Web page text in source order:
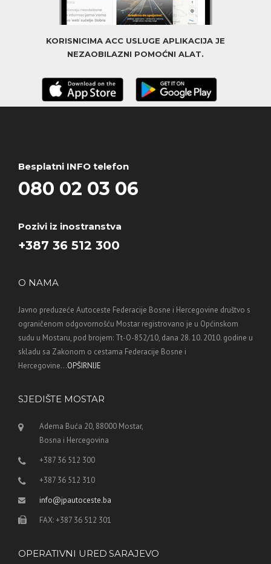
KORISNICIMA ACC USLUGE APLIKACIJA JE
NEZAOBILAZNI POMOĆNI ALAT.
Besplatni INFO telefon
080 02 03 06
Pozivi iz inostranstva
+387 36 512 300
O NAMA
Javno preduzeće Autoceste Federacije Bosne i Hercegovine društvo s
ograničenom odgovornošću Mostar registrovano je u Općinskom
sudu u Mostaru, pod brojem: Tt-O-852/10, dana 28. 10. 2010. godine u
skladu sa Zakonom o cestama Federacije Bosne i
Hercegovine...OPŠIRNIJE
SJEDIŠTE MOSTAR
Adema Buća 20, 88000 Mostar,
Bosna i Hercegovina
+387 36 512 300
+387 36 512 310
info@jpautoceste.ba
FAX: +387 36 512 301
OPERATIVNI URED SARAJEVO